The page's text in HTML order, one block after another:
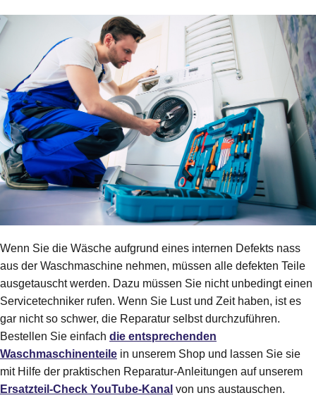
Wenn Sie die Wäsche aufgrund eines internen Defekts nass
aus der Waschmaschine nehmen, müssen alle defekten Teile
ausgetauscht werden. Dazu müssen Sie nicht unbedingt einen
Servicetechniker rufen. Wenn Sie Lust und Zeit haben, ist es
gar nicht so schwer, die Reparatur selbst durchzuführen.
Bestellen Sie einfach die entsprechenden
Waschmaschinenteile in unserem Shop und lassen Sie sie
mit Hilfe der praktischen Reparatur-Anleitungen auf unserem
Ersatzteil-Check YouTube-Kanal von uns austauschen.